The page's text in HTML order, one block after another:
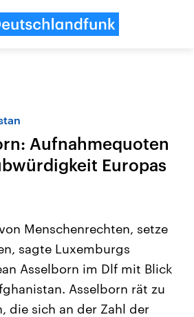
am 6.
neuen
das
Koalition aus
Aktuelle Beiträge,
Hintergründe
Wirtschaftlich und
gehören die Vereinigten
den mächtigsten Ländern
mit großem Einfluss auf
Aufnahmequoten
Europas
Menschenrechten, setze
sagte Luxemburgs
Asselborn im Dlf mit Blick
Asselborn rät zu
die sich an der Zahl der